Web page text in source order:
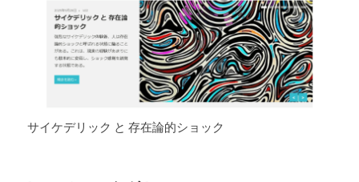
サイケデリック と 存在論的ショック